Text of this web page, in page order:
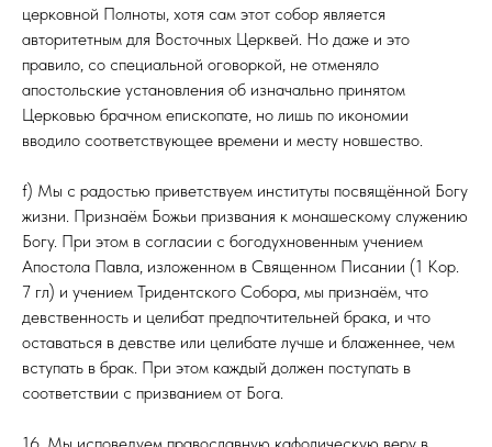
церковной Полноты, хотя сам этот собор является
авторитетным для Восточных Церквей. Но даже и это
правило, со специальной оговоркой, не отменяло
апостольские установления об изначально принятом
Церковью брачном епископате, но лишь по икономии
вводило соответствующее времени и месту новшество.
f) Мы с радостью приветствуем институты посвящённой Богу
жизни. Признаём Божьи призвания к монашескому служению
Богу. При этом в согласии с богодухновенным учением
Апостола Павла, изложенном в Священном Писании (1 Кор.
7 гл) и учением Тридентского Собора, мы признаём, что
девственность и целибат предпочтительней брака, и что
оставаться в девстве или целибате лучше и блаженнее, чем
вступать в брак. При этом каждый должен поступать в
соответствии с призванием от Бога.